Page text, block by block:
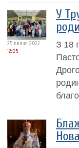
25 липня 2022
12:05
У
З 18